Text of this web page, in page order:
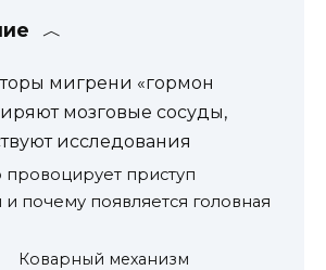
мигрени «гормон
мозговые сосуды,
исследования
провоцирует приступ
почему появляется головная
Коварный механизм